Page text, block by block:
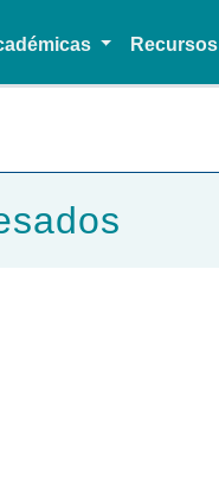
Recursos